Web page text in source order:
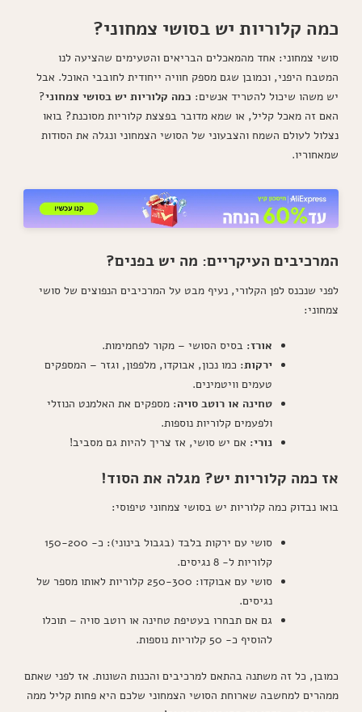
צמחוני?
התחזיות!
כמה קלוריות יש בסושי צמחוני?
סושי צמחוני: אחד מהמאכלים הבריאים והטעימים שהציעה לנו
המטבח היפני, וכמובן שגם מספק חוויה ייחודית לחובבי האוכל. אבל
יש משהו שיכול להטריד אנשים: כמה קלוריות יש בסושי צמחוני?
האם זה מאכל קליל, או שמא מדובר בפצצת קלוריות מסוכנת? בואו
נצלול לעולם השמח והצבעוני של הסושי הצמחוני ונגלה את הסודות
שמאחוריו.
המרכיבים העיקריים: מה יש בפנים?
לפני שנכנס לפן הקלורי, נעיף מבט על המרכיבים הנפוצים של סושי
צמחוני:
אורז: בסיס הסושי – מקור לפחמימות.
ירקות: כמו נכון, אבוקדו, מלפפון, וגזר – המספקים
טעמים וויטמינים.
טחינה או רוטב סויה: מספקים את האלמנט הנוזלי
ולפעמים קלוריות נוספות.
נורי: אם יש סושי, אז צריך להיות גם מסביב!
אז כמה קלוריות יש? מגלה את הסוד!
בואו נבדוק כמה קלוריות יש בסושי צמחוני טיפוסי:
סושי עם ירקות בלבד (בגבול בינוני): כ- 150-200
קלוריות ל- 8 נגיסים.
סושי עם אבוקדו: 250-300 קלוריות לאותו מספר של
נגיסים.
גם אם תבחרו בעטיפת טחינה או רוטב סויה – תוכלו
להוסיף כ- 50 קלוריות נוספות.
כמובן, כל זה משתנה בהתאם למרכיבים והכנות השונות. אז לפני שאתם
ממהרים למחשבה שארוחת הסושי הצמחוני שלכם היא פחות קליל ממה